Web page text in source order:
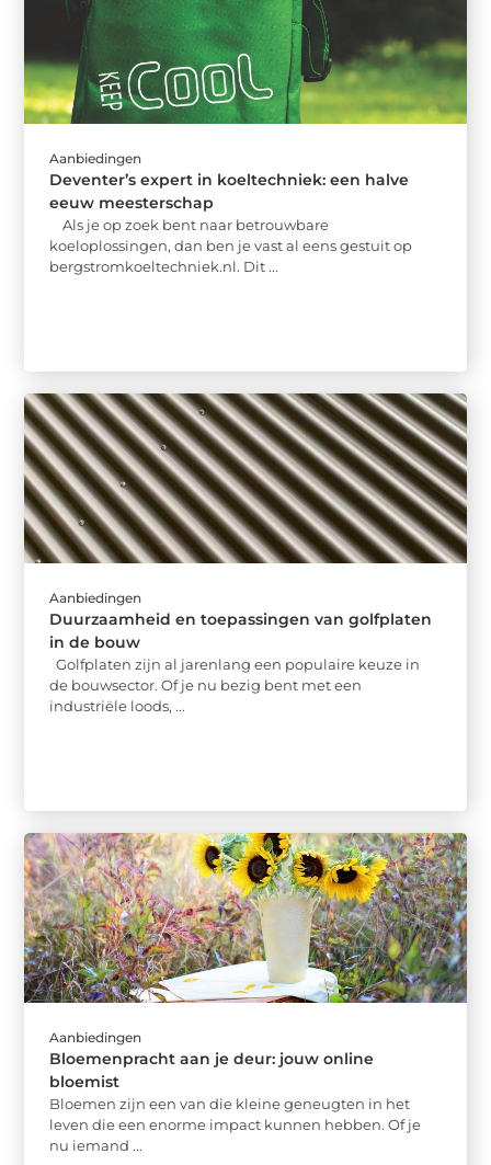
Aanbiedingen
Deventer’s expert in koeltechniek: een halve
eeuw meesterschap
Als je op zoek bent naar betrouwbare
koeloplossingen, dan ben je vast al eens gestuit op
bergstromkoeltechniek.nl. Dit ...
Aanbiedingen
Duurzaamheid en toepassingen van golfplaten
in de bouw
Golfplaten zijn al jarenlang een populaire keuze in
de bouwsector. Of je nu bezig bent met een
industriële loods, ...
Aanbiedingen
Bloemenpracht aan je deur: jouw online
bloemist
Bloemen zijn een van die kleine geneugten in het
leven die een enorme impact kunnen hebben. Of je
nu iemand ...